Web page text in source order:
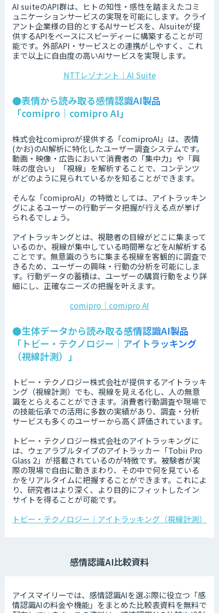
AI suiteのAPI群は、ヒトの知性・感性を踏まえたコミ
ュニケーションサービスの実現を可能にします。クライ
アント企業様の目的とするAIサービスを、AIsuiteが提
供するAPIをベースにスピーディーに構築することが可
能です。外部API・サービスとの連携がしやすく、これ
まで以上に自由度の高いAIサービスを実現します。
NTTレゾナント｜AI Suite
●表情から読み取る感情認識AI製品
「comipro｜comipro AI」
株式会社comiproが提供する「comiproAI」は、表情
(かお)のAI解析に特化したユーザー調査システムです。
動画・映像・広告において消費者の「集中力」や「興
味の度合い」「視線」を解析することで、コンテンツ
がどのように見られているかを知ることができます。
そんな「comiproAI」の特徴としては、アイトラッキン
グによるユーザーの行動データ把握が行える点が挙げ
られるでしょう。
アイトラッキングとは、視聴者の目線がどこに集まって
いるのか、視線が集中している時間帯などをAI解析する
ことです。無意識のうちに集まる視線を客観的に調査で
きるため、ユーザーの興味・行動の分析を可能にしま
す。行動データの蓄積は、ユーザーの購買行動をより詳
細にし、正確なニーズの把握を叶えます。
comipro｜comipro AI
●生体データから読み取る感情認識AI製品
「トビー・テクノロジー｜アイトラッキング
（視線計測）」
トビー・テクノロジー株式会社が提供するアイトラッキ
ング（視線計測）でも、視線を見える化し、人の無意
識をとらえることができます。消費者行動調査や現場で
の技能伝承での活用に多数の実績があり、調査・分析
サービスも多くのユーザーから高く評価されています。
トビー・テクノロジー株式会社のアイトラッキングに
は、ウェアラブルタイプのアイトラッカー「Tobii Pro
Glass 2」が搭載されているのが特徴です。被験者が実
際の現場で自由に動きまわり、その中で何を見ている
かをリアルタイムに把握することができます。これによ
り、研究者はより深く、より目的にフィットしたイン
サイトを得ることが可能です。
トビー・テクノロジー｜アイトラッキング（視線計測）
感情認識AI比較資料
アイスマイリーでは、感情認識AIを選ぶ際に役立つ「感
情認識AIの料金や機能」をまとめた比較表資料を無料で